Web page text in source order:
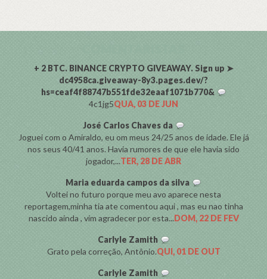
+ 2 BTC. BINANCE CRYPTO GIVEAWAY. Sign up ➤
dc4958ca.giveaway-8y3.pages.dev/?
hs=ceaf4f88747b551fde32eaaf1071b770&
4c1jg5QUA, 03 DE JUN
José Carlos Chaves da
Joguei com o Amiraldo, eu om meus 24/25 anos de idade. Ele já
nos seus 40/41 anos. Havia rumores de que ele havia sido
jogador,...TER, 28 DE ABR
Maria eduarda campos da silva
Voltei no futuro porque meu avo aparece nesta
reportagem,minha tia ate comentou aqui , mas eu nao tinha
nascido ainda , vim agradecer por esta...DOM, 22 DE FEV
Carlyle Zamith
Grato pela correção, Antônio.QUI, 01 DE OUT
Carlyle Zamith